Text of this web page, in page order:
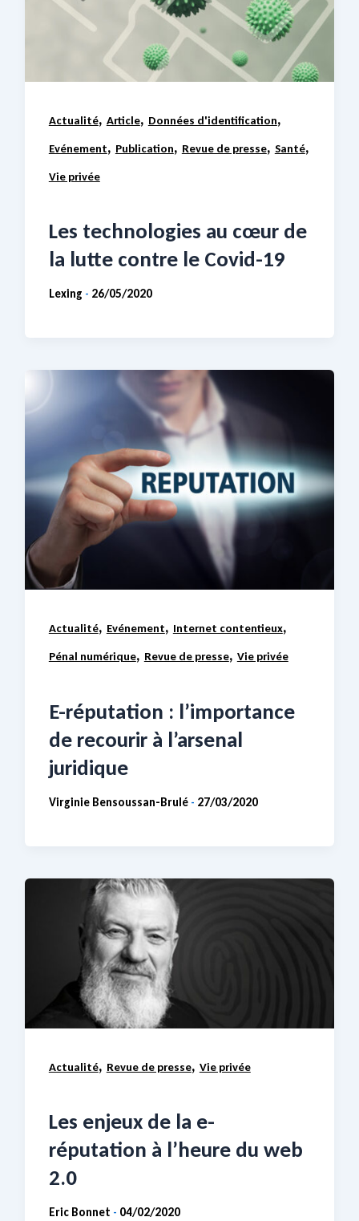
Actualité, Article, Données d'identification,
Evénement, Publication, Revue de presse, Santé,
Vie privée
Les technologies au cœur de
la lutte contre le Covid-19
Lexing - 26/05/2020
Actualité, Evénement, Internet contentieux,
Pénal numérique, Revue de presse, Vie privée
E-réputation : l’importance
de recourir à l’arsenal
juridique
Virginie Bensoussan-Brulé - 27/03/2020
Actualité, Revue de presse, Vie privée
Les enjeux de la e-
réputation à l’heure du web
2.0
Eric Bonnet - 04/02/2020